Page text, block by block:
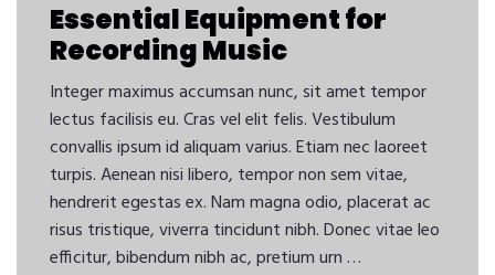
Essential Equipment for
Recording Music
Integer maximus accumsan nunc, sit amet tempor
lectus facilisis eu. Cras vel elit felis. Vestibulum
convallis ipsum id aliquam varius. Etiam nec laoreet
turpis. Aenean nisi libero, tempor non sem vitae,
hendrerit egestas ex. Nam magna odio, placerat ac
risus tristique, viverra tincidunt nibh. Donec vitae leo
efficitur, bibendum nibh ac, pretium urn …